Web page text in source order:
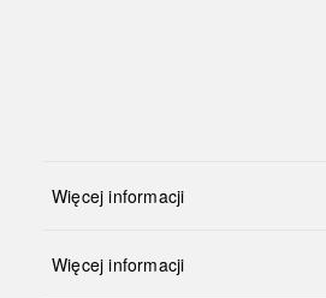
Więcej informacji
Więcej informacji